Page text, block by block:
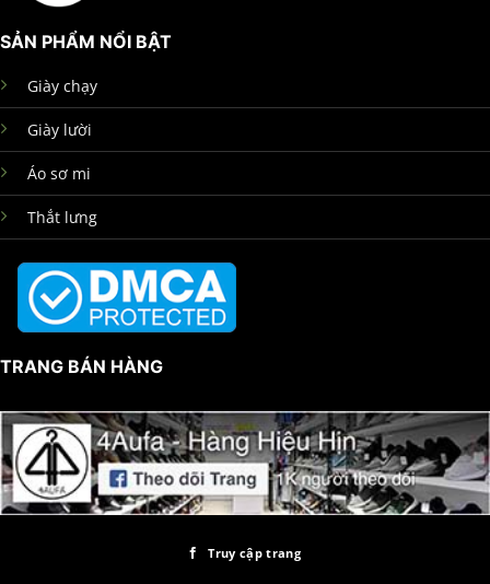
SẢN PHẨM NỔI BẬT
Giày chạy
Giày lười
Áo sơ mi
Thắt lưng
TRANG BÁN HÀNG
Truy cập trang